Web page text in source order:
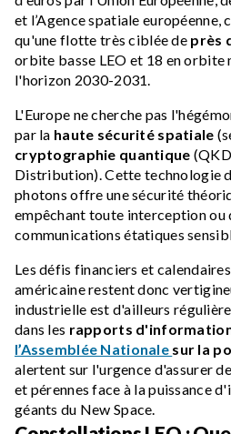
et l’Agence spatiale
qu'une flotte très ciblée de près
orbite basse LEO et 18 en orbite
l'horizon 2030-2031.
L'Europe ne cherche pas
par la haute sécurité spatiale
cryptographie quantique
Distribution). Cette technologie
photons offre une sécurité
empêchant toute interception ou
communications étatiques
Les défis financiers et
américaine restent donc
industrielle est d'ailleurs
dans les rapports
l’Assemblée Nationale sur la
alertent sur l'urgence d'assurer
et pérennes face à la puissance
géants du New Space.